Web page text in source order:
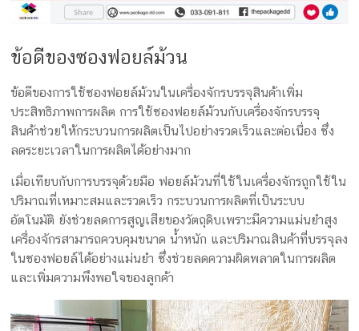
ข้อดีของซองฟอยล์ม้วน
ข้อดีของการใช้ซองฟอยล์ม้วนในเครื่องจักรบรรจุสินค้าเพิ่ม
ประสิทธิภาพการผลิต การใช้ซองฟอยล์ม้วนกับเครื่องจักรบรรจุ
สินค้าช่วยให้กระบวนการผลิตเป็นไปอย่างรวดเร็วและต่อเนื่อง ซึ่ง
ลดระยะเวลาในการผลิตได้อย่างมาก
เมื่อเทียบกับการบรรจุด้วยมือ ฟอยล์ม้วนที่ใช้ในเครื่องจักรถูกใช้ใน
ปริมาณที่เหมาะสมและรวดเร็ว กระบวนการผลิตที่เป็นระบบ
อัตโนมัติ ยังช่วยลดการสูญเสียของวัตถุดิบเพราะมีความแม่นยำสูง
เครื่องจักรสามารถควบคุมขนาด น้ำหนัก และปริมาณสินค้าที่บรรจุลง
ในซองฟอยล์ได้อย่างแม่นยำ ซึ่งช่วยลดความผิดพลาดในการผลิต
และเพิ่มความพึงพอใจของลูกค้า